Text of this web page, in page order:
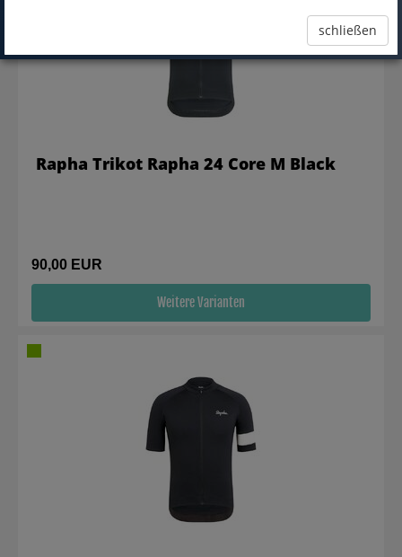
schließen
90,00 EUR
Weitere Varianten
Rapha Trikot Rapha 24 Core M Black